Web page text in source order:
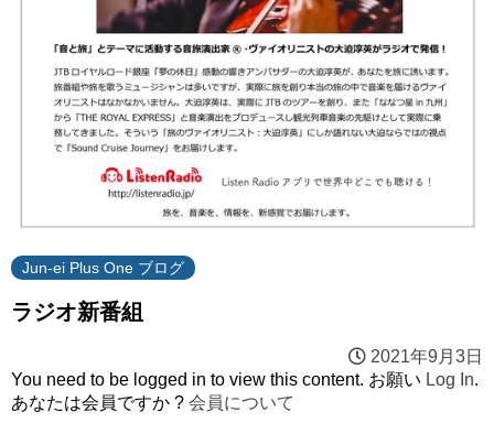
Jun-ei Plus One ブログ
ラジオ新番組
2021年9月3日
You need to be logged in to view this content. お願い Log In.
あなたは会員ですか ? 会員について